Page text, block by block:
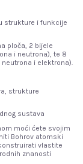
strukture i funkcije
ploča, 2 bijele
i neutrona), te 8
i elektrona).
strukture
sustava
moći ćete svojim
Bohrov atomski
vlastite
znanosti